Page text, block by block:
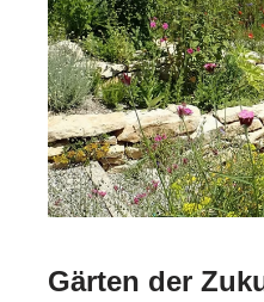
Gärten der